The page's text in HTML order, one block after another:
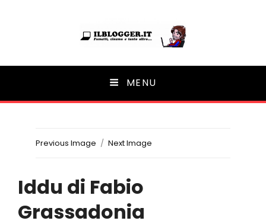
Ilblogger.it
Il portalino di blog | MENU
Previous Image Next Image
Iddu di Fabio
Grassadonia